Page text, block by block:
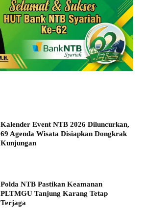
Kalender Event NTB 2026 Diluncurkan,
69 Agenda Wisata Disiapkan Dongkrak
Kunjungan
Polda NTB Pastikan Keamanan
PLTMGU Tanjung Karang Tetap
Terjaga